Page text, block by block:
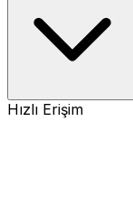
Hızlı Erişim